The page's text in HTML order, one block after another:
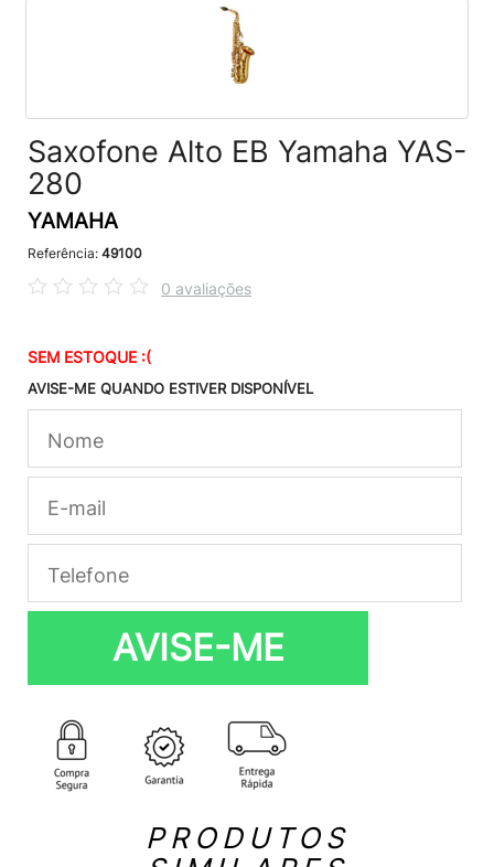
Saxofone Alto EB Yamaha YAS-
280
YAMAHA
Referência: 49100
0 avaliações
SEM ESTOQUE :(
AVISE-ME QUANDO ESTIVER DISPONÍVEL
AVISE-ME
PRODUTOS